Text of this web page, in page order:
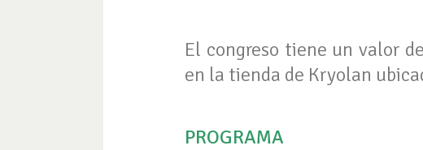
El congreso tiene un valor
en la tienda de Kryolan
PROGRAMA